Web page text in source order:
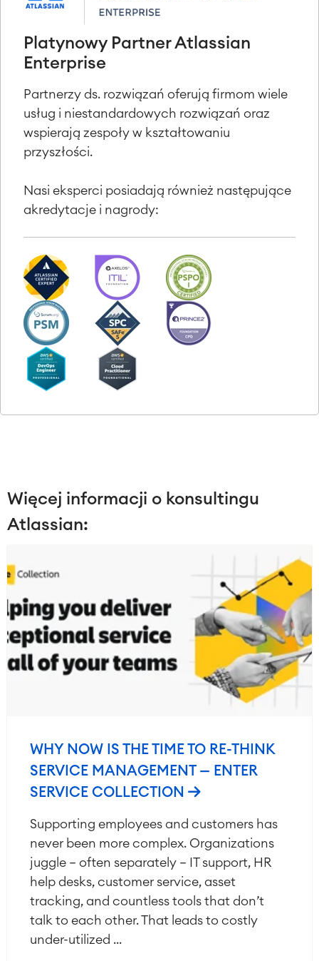
Platynowy Partner Atlassian
Enterprise
Partnerzy ds. rozwiązań oferują firmom wiele
usług i niestandardowych rozwiązań oraz
wspierają zespoły w kształtowaniu
przyszłości.
Nasi eksperci posiadają również następujące
akredytacje i nagrody:
Więcej informacji o konsultingu
Atlassian:
WHY NOW IS THE TIME TO RE-THINK
SERVICE MANAGEMENT — ENTER
SERVICE COLLECTION
Supporting employees and customers has
never been more complex. Organizations
juggle — often separately — IT support, HR
help desks, customer service, asset
tracking, and countless tools that don’t
talk to each other. That leads to costly
under-utilized ...